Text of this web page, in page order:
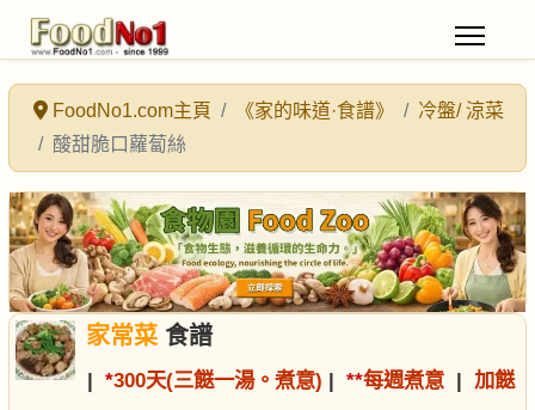
FoodNo1.com主頁 《家的味道·食譜》
冷盤/ 涼菜
酸甜脆口蘿蔔絲
家常菜食譜
| *300天(三餸一湯。煮意) | **每週煮意 | 加餸